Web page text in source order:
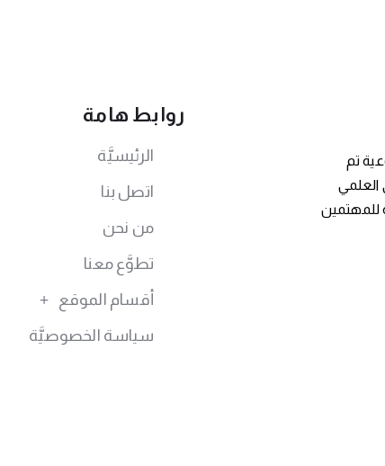
تم
العلمي
للمهتمين
روابط هامة
الرئيسيَّة
اتصل بنا
من نحن
تطوَّع معنا
أقسام الموقع
سياسة الخصوصيَّة